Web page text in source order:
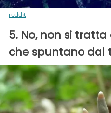
reddit
5. No, non si
che spuntano dal